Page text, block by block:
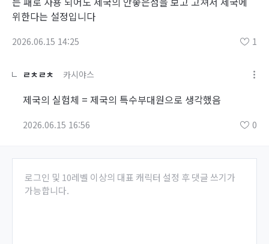
위한다는 설정입니다
2026.06.15 14:25 1
ㄹㅊㄹㅊ 카시야스
제국의 실험체 = 제국의 특수부대원으로 생각했음
2026.06.15 16:56 0
로그인 및 10레벨 이상의 대표 캐릭터 설정 후 댓글 쓰기가
가능합니다.